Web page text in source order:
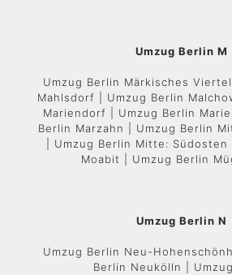
Umzug Berlin M
Umzug Berlin Märkisches
Mahlsdorf | Umzug Berlin
Mariendorf | Umzug Berlin
Berlin Marzahn | Umzug Berlin
| Umzug Berlin Mitte:
Moabit | Umzug Berlin
Umzug Berlin N
Umzug Berlin Neu-
Berlin Neukölln |